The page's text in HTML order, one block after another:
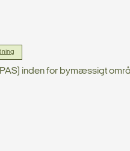
inden for bymæssigt